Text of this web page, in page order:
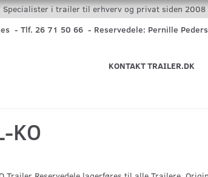
Specialister i trailer til erhverv og privat siden 2008
- Tlf. 26 71 50 66 - Reservedele: Pernille
KONTAKT TRAILER.DK
KO